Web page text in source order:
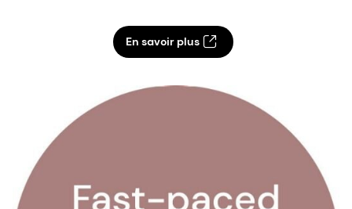
En savoir plus